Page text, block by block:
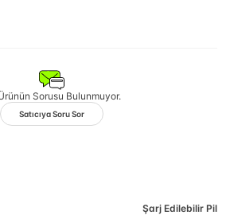
Sorusu Bulunmuyor.
Satıcıya Soru Sor
Şarj Edilebilir Pil